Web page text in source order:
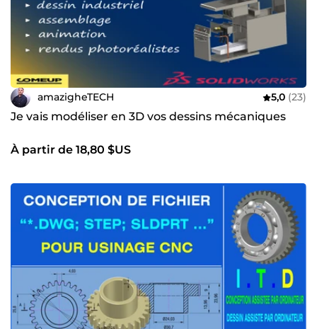
amazigheTECH 5,0 (23)
Je vais modéliser en 3D vos dessins mécaniques
À partir de 18,80 $US